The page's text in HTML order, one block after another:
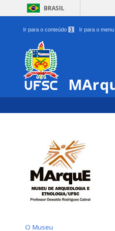
BRASIL
Ir para o conteúdo 1 Ir para o menu
O Museu